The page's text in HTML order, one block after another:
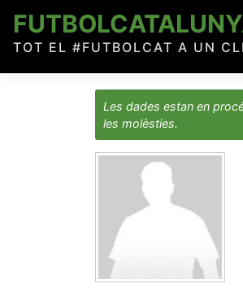
content
TOT EL #FUTBOLCAT A UN
Les dades estan en
les molèsties.